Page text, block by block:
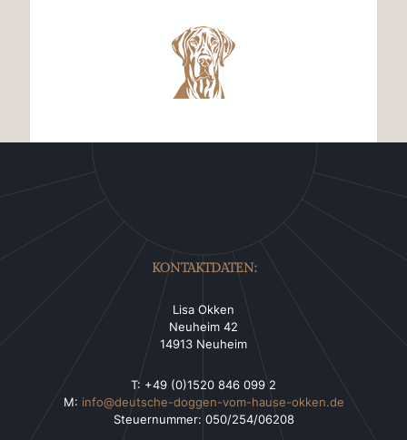
KONTAKTDATEN:
Lisa Okken
Neuheim 42
14913 Neuheim
T: +49 (0)1520 846 099 2
M: info@deutsche-doggen-vom-hause-okken.de
Steuernummer: 050/254/06208